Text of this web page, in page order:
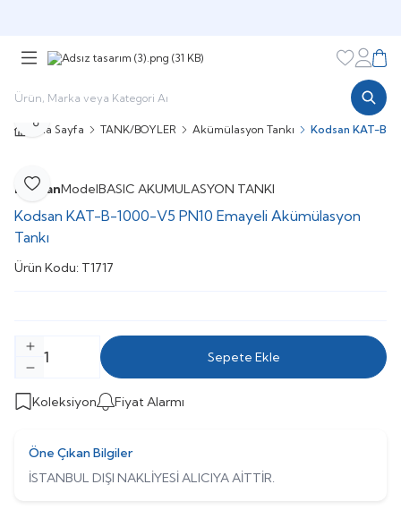
Favorilerim
Ana Sayfa TANK/BOYLER Akümülasyon Tankı Kodsan KAT-B-
Favoriye Ekle
Paylaş
KodsanModelBASIC AKUMULASYON TANKI
Kodsan KAT-B-1000-V5 PN10 Emayeli Akümülasyon
Tankı
Ürün Kodu: T1717
Sepete Ekle
Koleksiyon Fiyat Alarmı
Öne Çıkan Bilgiler
İSTANBUL DIŞI NAKLİYESİ ALICIYA AİTTİR.